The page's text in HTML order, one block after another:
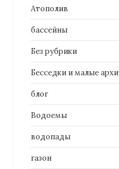
Атополив
бассейны
Без рубрики
Бесседки и малые
блог
Водоемы
водопады
газон